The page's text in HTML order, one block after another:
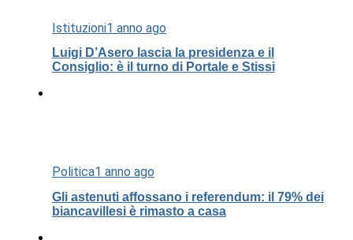
Istituzioni1 anno ago
Luigi D’Asero lascia la presidenza e il
Consiglio: è il turno di Portale e Stissi
Politica1 anno ago
Gli astenuti affossano i referendum: il 79% dei
biancavillesi è rimasto a casa